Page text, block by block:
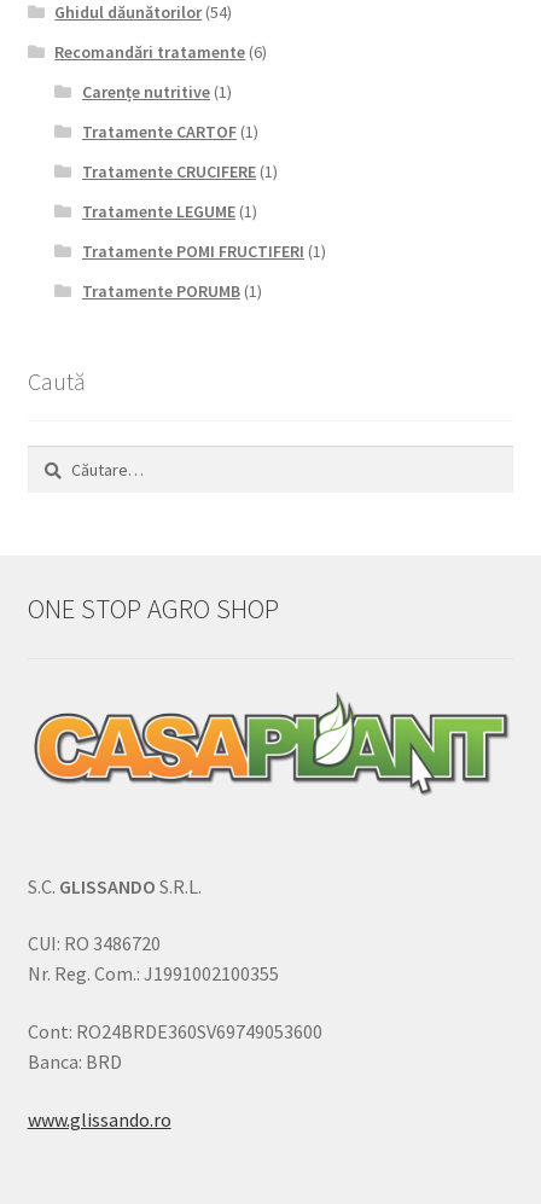
Ghidul dăunătorilor(54)
Recomandări tratamente (6)
Carențe nutritive(1)
Tratamente CARTOF(1)
Tratamente CRUCIFERE(1)
Tratamente LEGUME(1)
Tratamente POMI FRUCTIFERI (1)
Tratamente PORUMB(1)
Caută
Caută
ONE STOP AGRO SHOP
S.C. GLISSANDO S.R.L.
CUI: RO 3486720
Nr. Reg. Com.: J1991002100355
Cont: RO24BRDE360SV69749053600
Banca: BRD
www.glissando.ro